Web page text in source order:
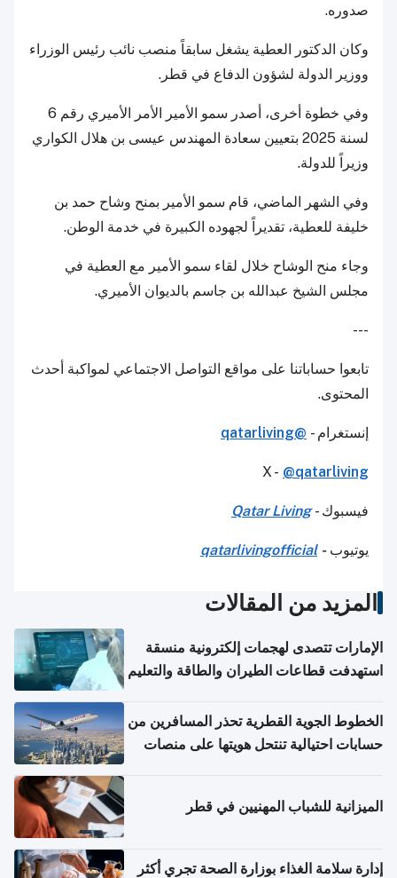
صدوره.
وكان الدكتور العطية يشغل سابقاً منصب نائب رئيس الوزراء
ووزير الدولة لشؤون الدفاع في قطر.
وفي خطوة أخرى، أصدر سمو الأمير الأمر الأميري رقم 6
لسنة 2025 بتعيين سعادة المهندس عيسى بن هلال الكواري
وزيراً للدولة.
وفي الشهر الماضي، قام سمو الأمير بمنح وشاح حمد بن
خليفة للعطية، تقديراً لجهوده الكبيرة في خدمة الوطن.
وجاء منح الوشاح خلال لقاء سمو الأمير مع العطية في
مجلس الشيخ عبدالله بن جاسم بالديوان الأميري.
---
تابعوا حساباتنا على مواقع التواصل الاجتماعي لمواكبة أحدث
المحتوى.
إنستغرام - @qatarliving
X - @qatarliving
فيسبوك -Qatar Living
يوتيوب-
qatarlivingofficial
المزيد من المقالات
الإمارات تتصدى لهجمات إلكترونية منسقة
استهدفت قطاعات الطيران والطاقة والتعليم
الخطوط الجوية القطرية تحذر المسافرين من
حسابات احتيالية تنتحل هويتها على منصات
الميزانية للشباب المهنيين في قطر
إدارة سلامة الغذاء بوزارة الصحة تجري أكثر